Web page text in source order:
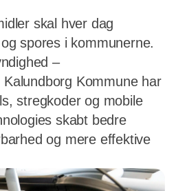
skal hver dag
spores i kommunerne.
–
Kommune har
stregkoder og mobile
skabt bedre
og mere effektive